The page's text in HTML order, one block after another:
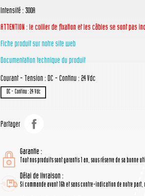
Intensité : 300A
ATTENTION : le collier de fixation et les câbles se sont pas
Fiche produit sur notre site web
Documentation technique du produit
Courant - Tension : DC - Continu : 24 Vdc
DC - Continu : 24 Vdc
Partager
Garantie :
Tout nos produits sont garantis 1 an, sous réserve de sa bonne
Délai de livraison :
Si commande avant 16h et sans contre-indication de notre part,